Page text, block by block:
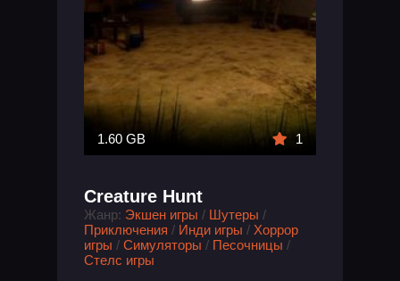
1.60 GB 1
Creature Hunt
Жанр: Экшен игры / Шутеры /
Приключения / Инди игры / Хоррор
игры / Симуляторы / Песочницы /
Стелс игры